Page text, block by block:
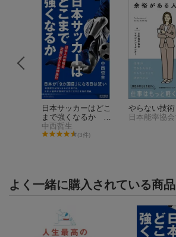
日本サッカーはどこ
まで強くなるか 日
本人の体格を武器に
変える身体操作
中西哲生
(3件)
やらない技術
よく一緒に購入されている商品